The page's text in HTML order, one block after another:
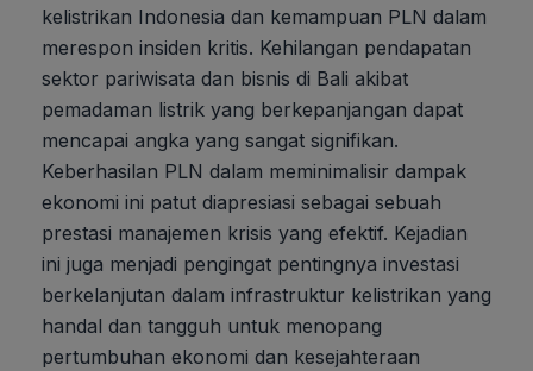
kelistrikan Indonesia dan kemampuan PLN dalam
merespon insiden kritis. Kehilangan pendapatan
sektor pariwisata dan bisnis di Bali akibat
pemadaman listrik yang berkepanjangan dapat
mencapai angka yang sangat signifikan.
Keberhasilan PLN dalam meminimalisir dampak
ekonomi ini patut diapresiasi sebagai sebuah
prestasi manajemen krisis yang efektif. Kejadian
ini juga menjadi pengingat pentingnya investasi
berkelanjutan dalam infrastruktur kelistrikan yang
handal dan tangguh untuk menopang
pertumbuhan ekonomi dan kesejahteraan